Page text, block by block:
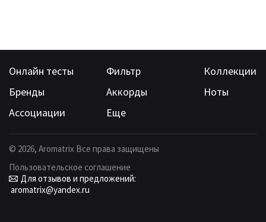
Онлайн тесты Фильтр
Коллекции
Бренды
Аккорды
Ноты
Ассоциации
Еще
© 2026, Aromatrix Все права защищены
Пользовательское соглашение
Для отзывов и предложений:
aromatrix@yandex.ru